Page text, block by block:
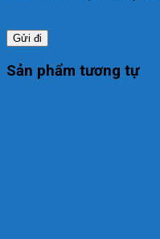
Sản phẩm tương tự